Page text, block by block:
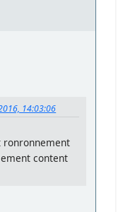
14:03:06
ronronnement
content